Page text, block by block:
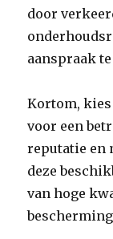
door
aanspraak
Kortom,
voor een
reputatie en
deze
van hoge